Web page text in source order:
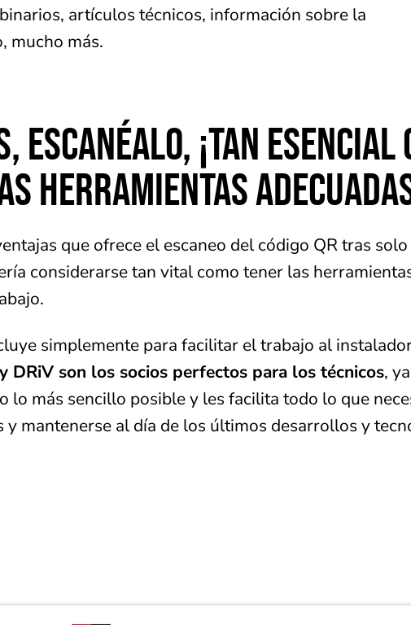
artículos técnicos, información sobre la
mucho más.
ESCANÉALO, ¡TAN ESENCIAL
HERRAMIENTAS
que ofrece el escaneo del código QR tras
considerarse tan vital como tener las
simplemente para facilitar el trabajo al
DRiV son los socios perfectos para los técnicos,
lo más sencillo posible y les facilita todo lo que
y mantenerse al día de los últimos desarrollos y